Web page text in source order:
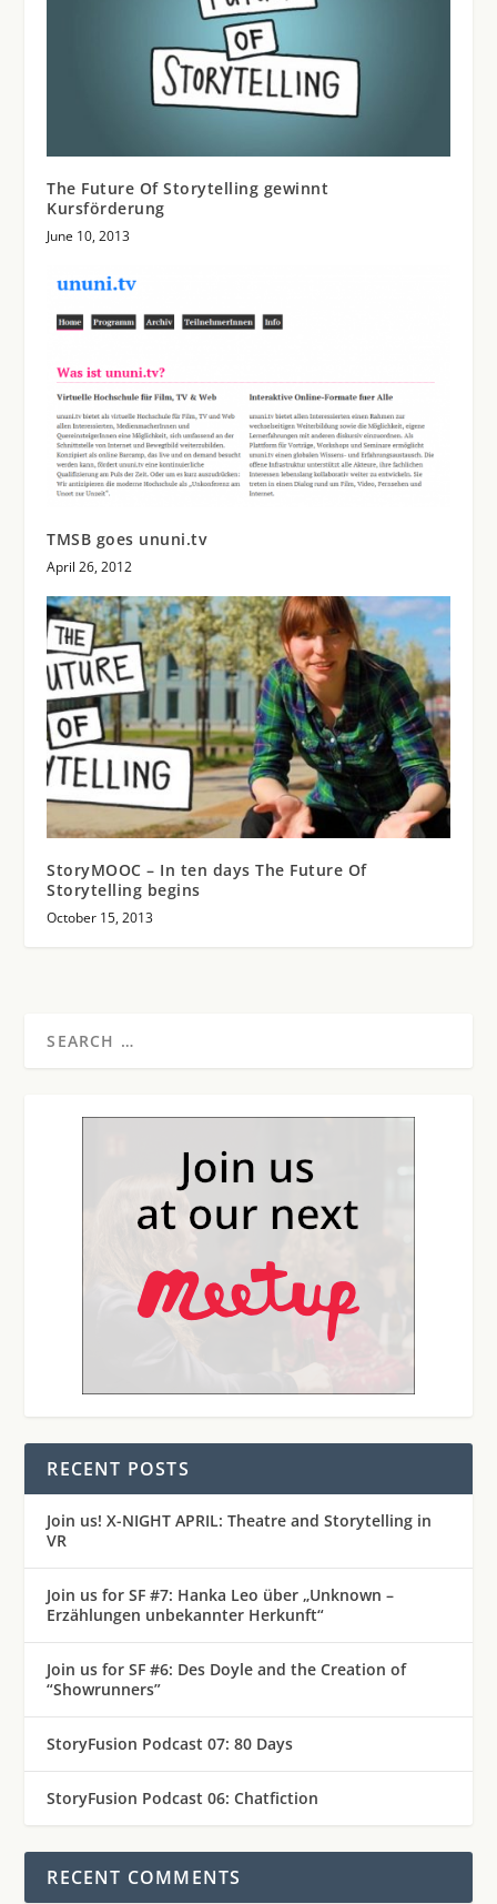
The Future Of Storytelling gewinnt
Kursförderung
June 10, 2013
TMSB goes ununi.tv
April 26, 2012
StoryMOOC – In ten days The Future Of
Storytelling begins
October 15, 2013
RECENT POSTS
Join us! X-NIGHT APRIL: Theatre and Storytelling in
VR
Join us for SF #7: Hanka Leo über „Unknown –
Erzählungen unbekannter Herkunft“
Join us for SF #6: Des Doyle and the Creation of
“Showrunners”
StoryFusion Podcast 07: 80 Days
StoryFusion Podcast 06: Chatfiction
RECENT COMMENTS